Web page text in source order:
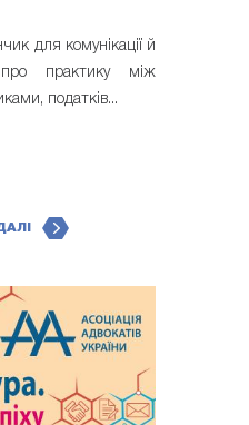
для комунікації й
про практику між
податків...